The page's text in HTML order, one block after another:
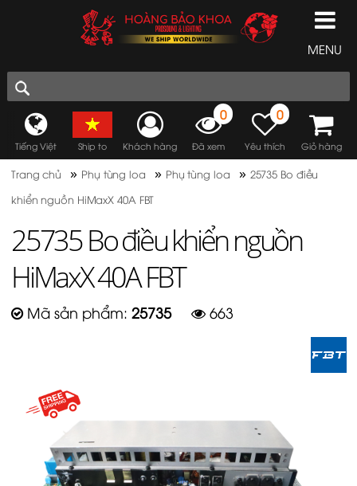
MENU
Tiếng Việt Ship to Khách hàng
0
Đã xem
0
Yêu thích Giỏ hàng
Trang chủ » Phụ tùng loa » Phụ tùng loa » 25735 Bo điều
khiển nguồn HiMaxX 40A FBT
25735 Bo điều khiển nguồn
HiMaxX 40A FBT
Mã sản phẩm: 25735 663